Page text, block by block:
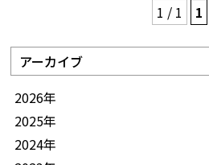
1 / 1 1
アーカイブ
2026年
2025年
2024年